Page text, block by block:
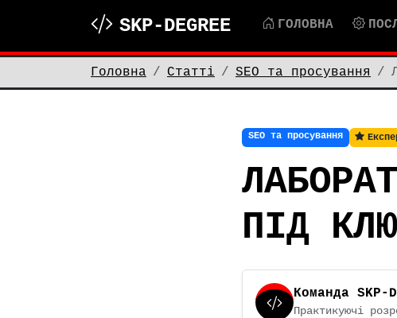
SKP-DEGREE ГОЛОВНА
Головна Статті SEO та просування
SEO та просування
ПІД
Команда SKP-
Практикуючі